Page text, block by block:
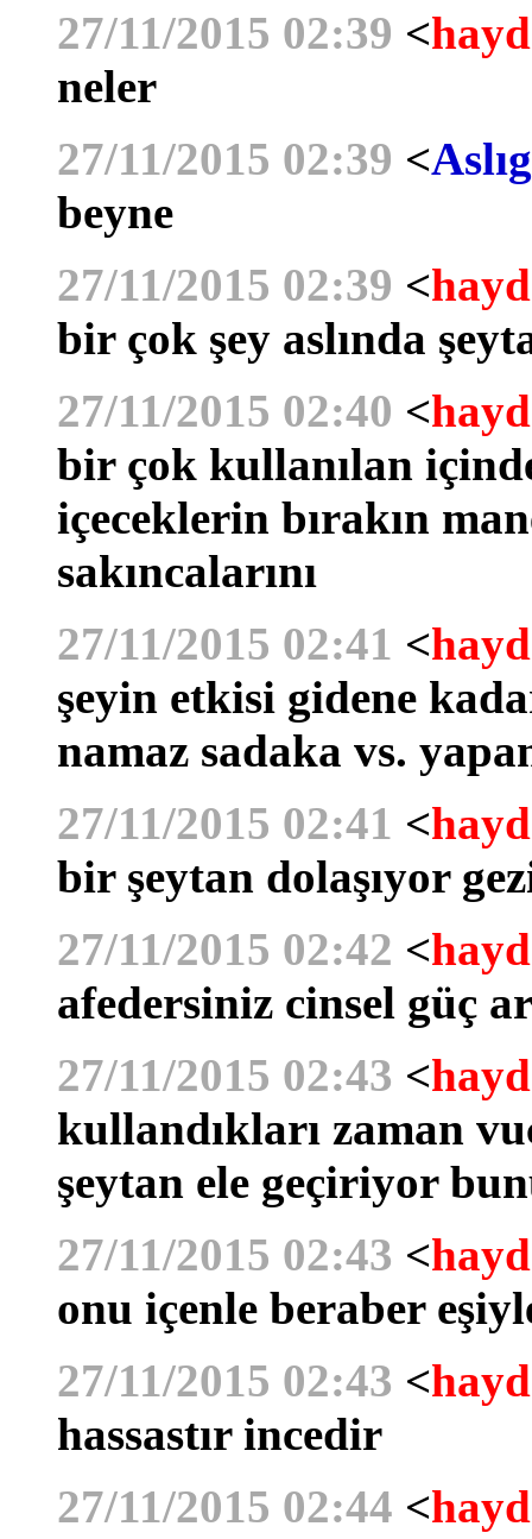
27/11/2015 02:39 <
neler
27/11/2015 02:39 <
beyne
27/11/2015 02:39 <
bir çok şey aslında
27/11/2015 02:40 <
bir çok kullanılan
içeceklerin bırakın
sakıncalarını
27/11/2015 02:41 <
şeyin etkisi gidene
namaz sadaka vs.
27/11/2015 02:41 <
bir şeytan dolaşıyor
27/11/2015 02:42 <
afedersiniz cinsel güç
27/11/2015 02:43 <
kullandıkları zaman
şeytan ele geçiriyor
27/11/2015 02:43 <
onu içenle beraber
27/11/2015 02:43 <
hassastır incedir
27/11/2015 02:44 <